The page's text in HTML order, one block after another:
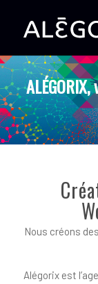
Nous créons
Alégorix est